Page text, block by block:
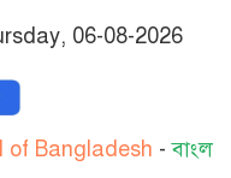
06-08-2026
-বাংলাদেশের